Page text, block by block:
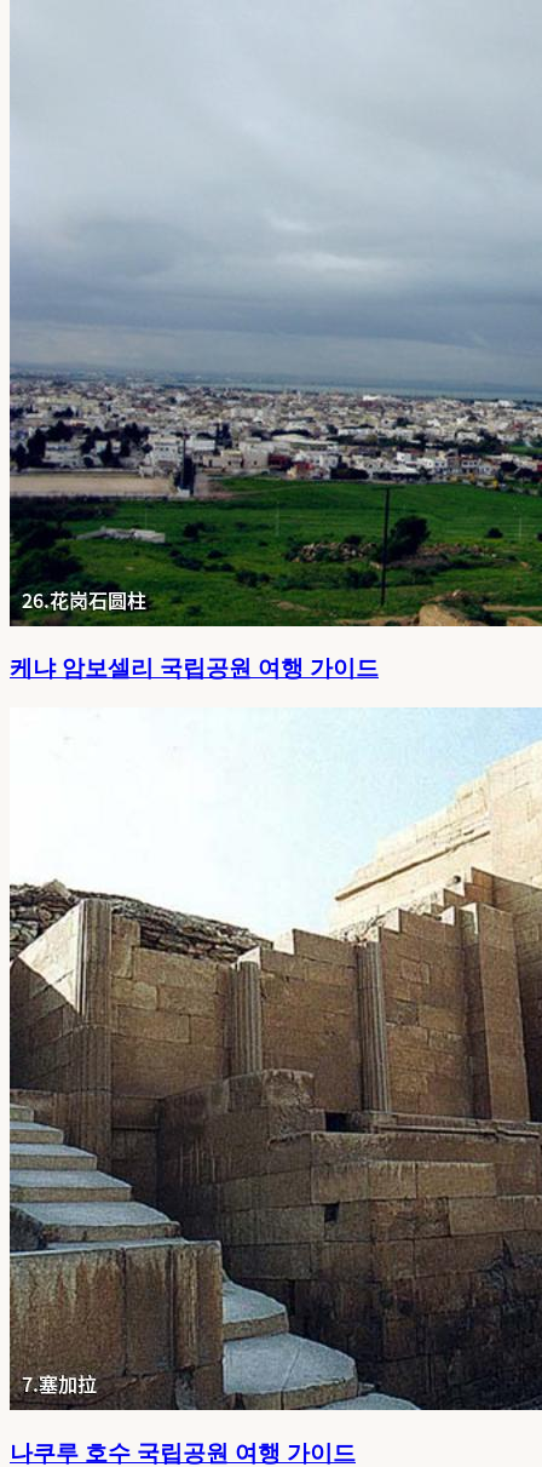
케냐 암보셀리 국립공원 여행 가이드
나쿠루 호수 국립공원 여행 가이드